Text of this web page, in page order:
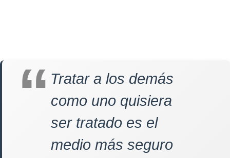
Tratar a los demás
como uno quisiera
ser tratado es el
medio más seguro